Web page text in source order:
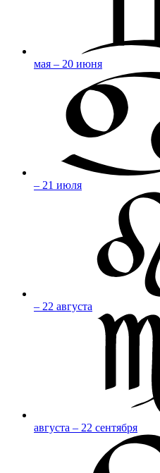
мая – 20 июня
– 21 июля
– 22 августа
августа – 22 сентября